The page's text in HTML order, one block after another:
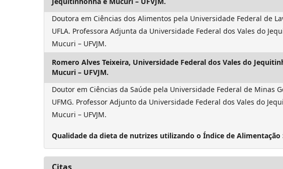
Doutora em Ciências dos Alimentos pela Universidade Federal de
UFLA. Professora Adjunta da Universidade Federal dos Vales do
Mucuri – UFVJM.
Romero Alves Teixeira, Universidade Federal dos Vales do
Mucuri – UFVJM.
Doutor em Ciências da Saúde pela Universidade Federal de Minas
UFMG. Professor Adjunto da Universidade Federal dos Vales do
Mucuri – UFVJM.
Qualidade da dieta de nutrizes utilizando o Índice de Alimentação